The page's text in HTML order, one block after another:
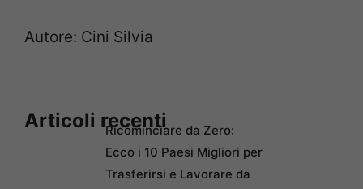
Autore: Cini Silvia
Articoli recentiRicominciare da Zero:
Ecco i 10 Paesi Migliori per
Trasferirsi e Lavorare da